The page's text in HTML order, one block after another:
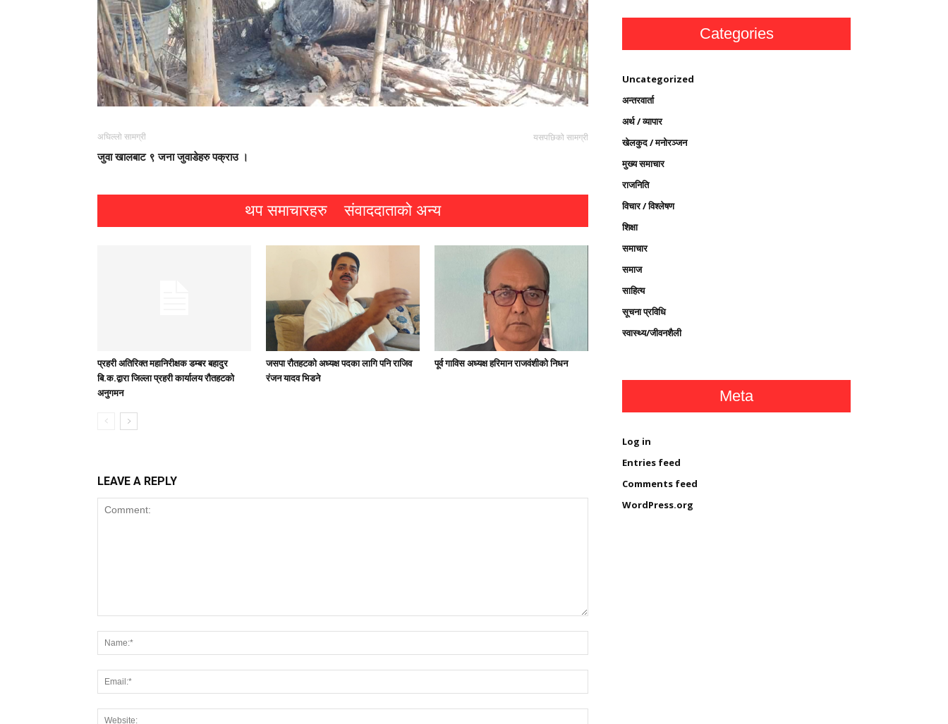
अघिल्लो सामग्री
जुवा खालबाट ९ जना जुवाडेहरु पक्राउ ।
यसपछिको सामग्री
थप समाचारहरु संवाददाताको अन्य
प्रहरी अतिरिक्त महानिरीक्षक डम्बर बहादुर
बि.क.द्वारा जिल्ला प्रहरी कार्यालय रौतहटको
अनुगमन
जसपा राैतहटको अध्यक्ष पदका लागि पनि राजिव
रंजन यादव भिडने
पूर्व गाविस अध्यक्ष हरिमान राजवंशीको निधन
LEAVE A REPLY
Categories
Uncategorized
अन्तरवार्ता
अर्थ / व्यापार
खेलकुद / मनोरञ्जन
मुख्य समाचार
राजनिति
विचार / विश्लेषण
शिक्षा
समाचार
समाज
साहित्य
सूचना प्रविधि
स्वास्थ्य/जीवनशैली
Meta
Log in
Entries feed
Comments feed
WordPress.org